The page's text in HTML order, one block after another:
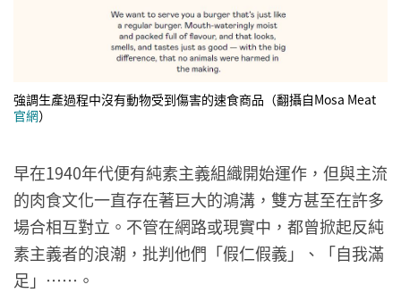
強調生產過程中沒有動物受到傷害的速食商品（翻攝自Mosa Meat
官網）
早在1940年代便有純素主義組織開始運作，但與主流
的肉食文化一直存在著巨大的鴻溝，雙方甚至在許多
場合相互對立。不管在網路或現實中，都曾掀起反純
素主義者的浪潮，批判他們「假仁假義」、「自我滿
足」……。